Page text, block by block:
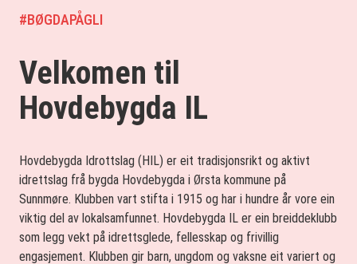
#BØGDAPÅGLI
Velkomen til
Hovdebygda IL
Hovdebygda Idrottslag (HIL) er eit tradisjonsrikt og aktivt
idrettslag frå bygda Hovdebygda i Ørsta kommune på
Sunnmøre. Klubben vart stifta i 1915 og har i hundre år vore ein
viktig del av lokalsamfunnet. Hovdebygda IL er ein breiddeklubb
som legg vekt på idrettsglede, fellesskap og frivillig
engasjement. Klubben gir barn, ungdom og vaksne eit variert og